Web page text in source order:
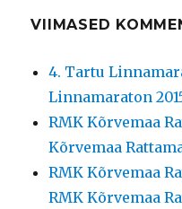
VIIMASED
4. Tartu
Linnamaraton
RMK Kõrvemaa
Kõrvemaa
RMK Kõrvemaa
RMK Kõrvemaa